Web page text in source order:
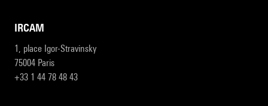
IRCAM
1, place Igor-Stravinsky
75004 Paris
+33 1 44 78 48 43